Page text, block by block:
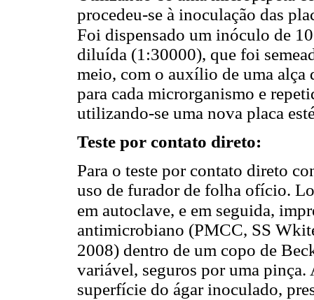
procedeu-se à inoculação das
Foi dispensado um inóculo de
diluída (1:30000), que foi
meio, com o auxílio de uma
para cada microrganismo e
utilizando-se uma nova placa
Teste por contato direto:
Para o teste por contato direto
uso de furador de folha ofício.
em autoclave, e em seguida,
antimicrobiano (PMCC, SS
2008) dentro de um copo de
variável, seguros por uma pinça.
superfície do ágar inoculado,